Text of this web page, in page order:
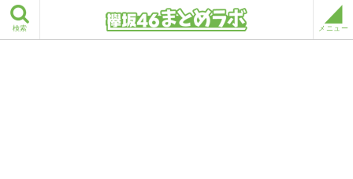
検索 メニュー